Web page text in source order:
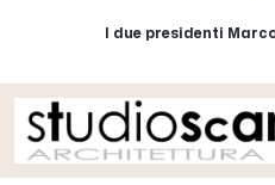
I due presidenti